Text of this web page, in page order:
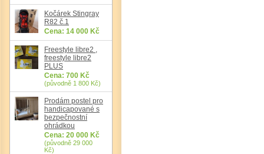
Kočárek Stingray
R82 č.1
Cena: 14 000 Kč
Freestyle libre2 ,
freestyle libre2
PLUS
Cena: 700 Kč
(původně 1 800 Kč)
Prodám postel pro
handicapované s
bezpečnostní
ohrádkou
Cena: 20 000 Kč
(původně 29 000
Kč)